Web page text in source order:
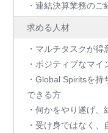
・連結決算業務のご
求める人材
・マルチタスクが得
・ポジティブなマ
・Global Spiritsを
できる方
・何かをやり遂げ
・受け身ではなく